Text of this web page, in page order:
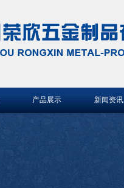
产品展示 新闻资讯